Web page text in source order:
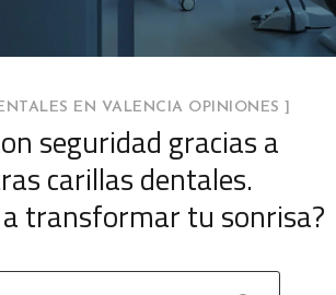
EN VALENCIA OPINIONES ]
seguridad gracias a
carillas dentales.
a transformar tu sonrisa?